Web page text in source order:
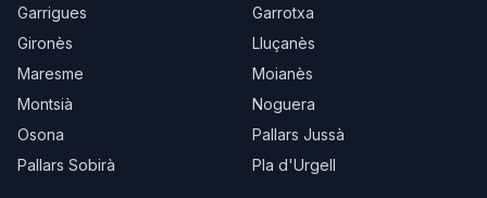
Garrigues
Garrotxa
Gironès
Lluçanès
Maresme
Moianès
Montsià
Noguera
Osona
Pallars Jussà
Pallars Sobirà
Pla d'Urgell